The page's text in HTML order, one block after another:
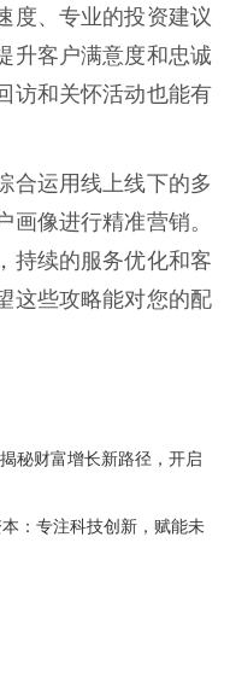
度、专业的投资建议
升客户满意度和忠诚
访和关怀活动也能有
合运用线上线下的多
像进行精准营销。
持续的服务优化和客
这些攻略能对您的配
秘财富增长新路径，开启
：专注科技创新，赋能未